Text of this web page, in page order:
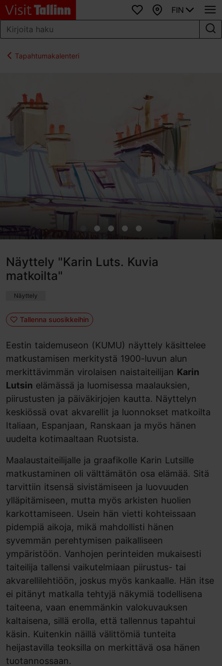
SuosikitKartta
FIN
Tapahtumakalenteri
Näyttely "Karin Luts. Kuvia
matkoilta"
Näyttely
Tallenna suosikkeihin
Eestin taidemuseon (KUMU) näyttely käsittelee
matkustamisen merkitystä 1900-luvun alun
merkittävimmän virolaisen naistaiteilijan Karin
Lutsin elämässä ja luomisessa maalauksien,
piirustusten ja päiväkirjojen kautta. Näyttelyn
keskiössä ovat akvarellit ja luonnokset matkoilta
Italiaan, Espanjaan, Ranskaan ja myös hänen
uudelta kotimaaltaan Ruotsista.
Maalaustaiteilijalle ja graafikolle Karin Lutsille
matkustaminen oli välttämätön osa elämää. Sitä
tarvittiin itsensä sivistämiseen ja luovuuden
ylläpitämiseen, mutta myös arkisten huolien
karkottamiseen. Usein hän vietti kohteissaan
pidempiä aikoja, mikä mahdollisti hänen
syvemmän perehtymisen paikalliseen
ympäristöön. Vanhojen perinteiden mukaisesti
taiteilija tallensi vaikutelmiaan piirustus- tai
akvarellilehtiöön, joskus myös kankaalle. Hän itse
ei pitänyt matkalla tehtyjä näkymiä todellisena
taiteena, vaan enemmänkin valokuvauksen
kaltaisena, sillä erolla, että tallennus tapahtui
käsin. Kuitenkin näillä välittömiä tunteita
heijastavilla teoksilla on merkittävä osa hänen
tuotannossaan.